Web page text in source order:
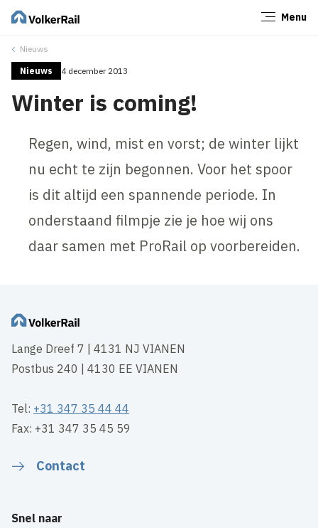
Menu
Nieuws
Nieuws 4 december 2013
Winter is coming!
Regen, wind, mist en vorst; de winter lijkt
nu echt te zijn begonnen. Voor het spoor
is dit altijd een spannende periode. In
onderstaand filmpje zie je hoe wij ons
daar samen met ProRail op voorbereiden.
Lange Dreef 7 | 4131 NJ VIANEN
Postbus 240 | 4130 EE VIANEN
Tel: +31 347 35 44 44
Fax: +31 347 35 45 59
Contact
Snel naar
Sluiten